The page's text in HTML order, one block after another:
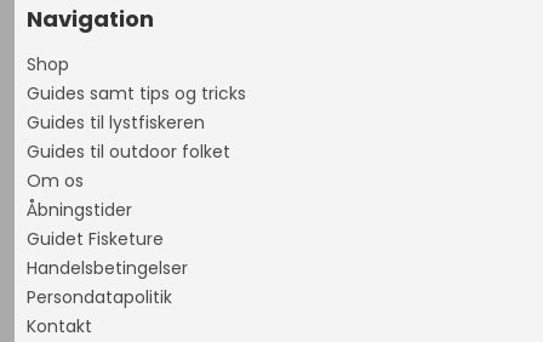
Navigation
Shop
Guides samt tips og tricks
Guides til lystfiskeren
Guides til outdoor folket
Om os
Åbningstider
Guidet Fisketure
Handelsbetingelser
Persondatapolitik
Kontakt